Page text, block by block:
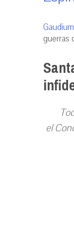
guerras
el